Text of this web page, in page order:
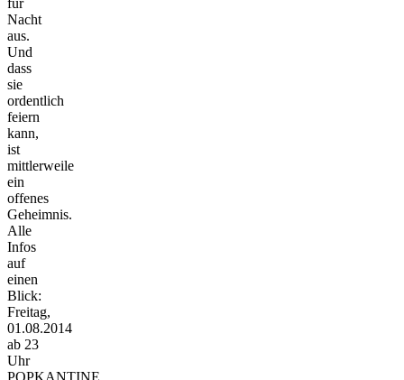
Nacht
aus.
Und
dass
sie
ordentlich
feiern
kann,
ist
mittlerweile
ein
offenes
Geheimnis.
Alle
Infos
auf
einen
Blick:
Freitag,
01.08.2014
ab 23
Uhr
POPKANTINE